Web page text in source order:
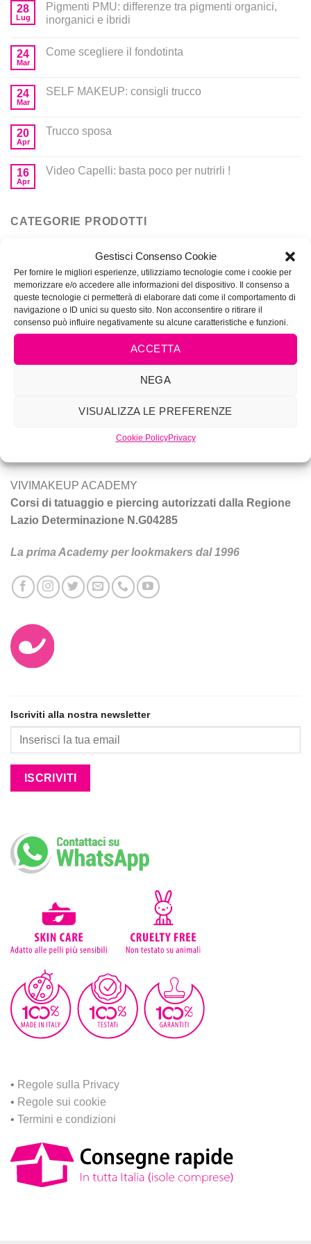
Gestisci Consenso Cookie
Per fornire le migliori esperienze, utilizziamo tecnologie come i cookie per
memorizzare e/o accedere alle informazioni del dispositivo. Il consenso a
queste tecnologie ci permetterà di elaborare dati come il comportamento di
navigazione o ID unici su questo sito. Non acconsentire o ritirare il
consenso può influire negativamente su alcune caratteristiche e funzioni.
ACCETTA
NEGA
VISUALIZZA LE PREFERENZE
Cookie PolicyPrivacy
28
Lug
Pigmenti PMU: differenze tra pigmenti organici,
inorganici e ibridi
24
Mar
Come scegliere il fondotinta
24
Mar
SELF MAKEUP: consigli trucco
20
Apr
Trucco sposa
16
Apr
Video Capelli: basta poco per nutrirli !
CATEGORIE PRODOTTI
Prodotti per MakeUp
piercing a Roma.
Tecniche e prodotti per ottenere un trucco da star.
VIVIMAKEUP ACADEMY
Corsi di tatuaggio e piercing autorizzati dalla Regione
Lazio Determinazione N.G04285
La prima Academy per lookmakers dal 1996
Iscriviti alla nostra newsletter
• Regole sulla Privacy
• Regole sui cookie
• Termini e condizioni